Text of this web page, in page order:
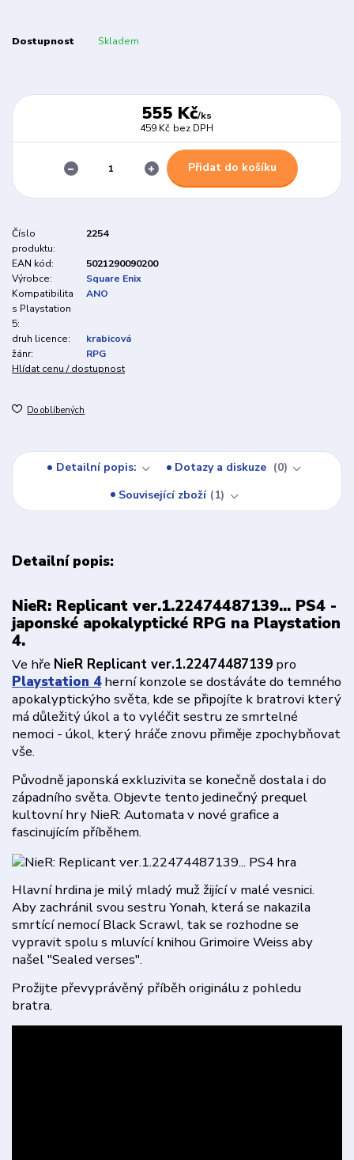
Dostupnost Skladem
555 Kč/ks
459 Kč bez DPH
Přidat do košíku
Číslo
produktu:
2254
EAN kód:
5021290090200
Výrobce:
Square Enix
Kompatibilita
s Playstation
5:
ANO
druh licence:
krabicová
žánr:
RPG
Hlídat cenu / dostupnost
Do oblíbených
Detailní popis: Dotazy a diskuze
0
Související zboží
1
Detailní popis:
NieR: Replicant ver.1.22474487139... PS4 -
japonské apokalyptické RPG na Playstation
4.
Ve hře NieR Replicant ver.1.22474487139 pro
Playstation 4herní konzole se dostáváte do temného
apokalyptickýho světa, kde se připojíte k bratrovi který
má důležitý úkol a to vyléčit sestru ze smrtelné
nemoci - úkol, který hráče znovu přiměje zpochybňovat
vše.
Původně japonská exkluzivita se konečně dostala i do
západního světa. Objevte tento jedinečný prequel
kultovní hry NieR: Automata v nové grafice a
fascinujícím příběhem.
Hlavní hrdina je milý mladý muž žijící v malé vesnici.
Aby zachránil svou sestru Yonah, která se nakazila
smrtící nemocí Black Scrawl, tak se rozhodne se
vypravit spolu s mluvící knihou Grimoire Weiss aby
našel "Sealed verses".
Prožijte převyprávěný příběh originálu z pohledu
bratra.